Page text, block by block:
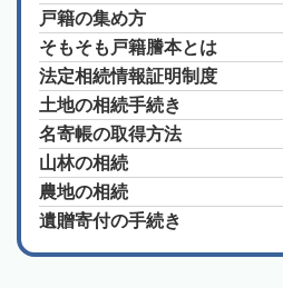
戸籍の集め方
そもそも戸籍謄本とは
法定相続情報証明制度
土地の相続手続き
名寄帳の取得方法
山林の相続
農地の相続
遺贈寄付の手続き